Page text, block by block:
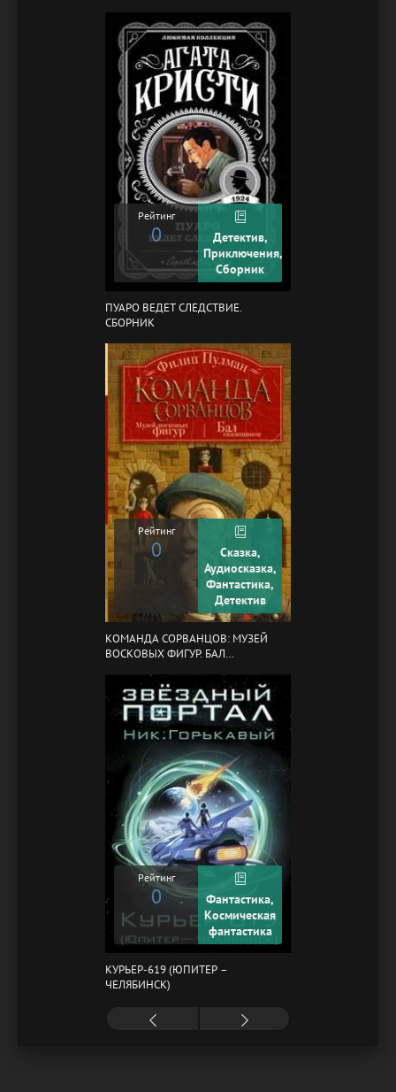
Рейтинг
0
Детектив,
Приключения,
Сборник
ПУАРО ВЕДЕТ СЛЕДСТВИЕ.
СБОРНИК
Рейтинг
0
Сказка,
Аудиосказка,
Фантастика,
Детектив
КОМАНДА СОРВАНЦОВ: МУЗЕЙ
ВОСКОВЫХ ФИГУР. БАЛ
Рейтинг
0
Фантастика,
Космическая
фантастика
КУРЬЕР-619 (ЮПИТЕР –
ЧЕЛЯБИНСК)